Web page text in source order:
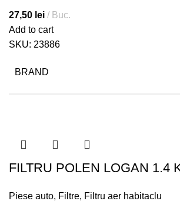
27,50 lei
Buc.
Add to cart
SKU: 23886
BRAND
FILTRU POLEN LOGAN 1.4
Piese auto, Filtre, Filtru aer habitaclu